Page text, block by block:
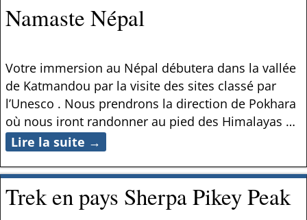
Namaste Népal
Votre immersion au Népal débutera dans la vallée
de Katmandou par la visite des sites classé par
l’Unesco . Nous prendrons la direction de Pokhara
où nous iront randonner au pied des Himalayas …
Lire la suite →
Trek en pays Sherpa Pikey Peak